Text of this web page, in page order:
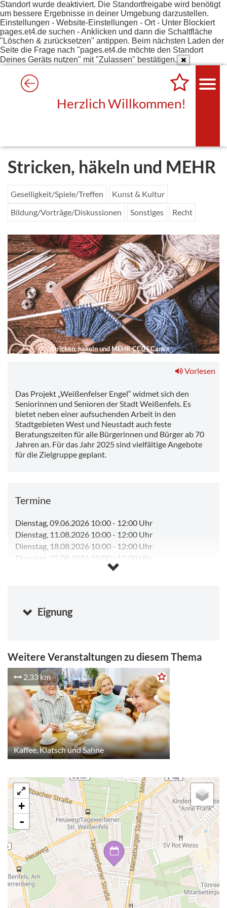
Standort wurde deaktiviert. Die Standortfreigabe wird benötigt
um bessere Ergebnisse in deiner Umgebung darzustellen.
Einstellungen - Website-Einstellungen - Ort - Unter Blockiert
pages.et4.de suchen - Anklicken und dann die Schaltfläche
"Löschen & zurücksetzen" antippen. Beim nächsten Laden der
Seite die Frage nach "pages.et4.de möchte den Standort
Deines Geräts nutzen" mit "Zulassen" bestätigen.
Herzlich Willkommen!
Stricken, häkeln und MEHR
Geselligkeit/Spiele/Treffen
Kunst & Kultur
Bildung/Vorträge/Diskussionen
Sonstiges Recht
Stricken, häkeln und MEHRCC0|Canva
1
Vorlesen
Das Projekt „Weißenfelser Engel“ widmet sich den
Seniorinnen und Senioren der Stadt Weißenfels. Es
bietet neben einer aufsuchenden Arbeit in den
Stadtgebieten West und Neustadt auch feste
Beratungszeiten für alle Bürgerinnen und Bürger ab 70
Jahren an. Für das Jahr 2025 sind vielfältige Angebote
für die Zielgruppe geplant.
Termine
Dienstag, 09.06.2026 10:00- 12:00 Uhr
Dienstag, 11.08.2026 10:00- 12:00 Uhr
Dienstag, 18.08.2026 10:00 - 12:00 Uhr
Dienstag, 25.08.2026 10:00
12:00 Uhr
Dienstag, 01.09.2026 10:00-12:00 Uhr
Eignung
Weitere Veranstaltungen zu diesem Thema
2,33 km
Kaffee, Klatsch und Sahne
+
-